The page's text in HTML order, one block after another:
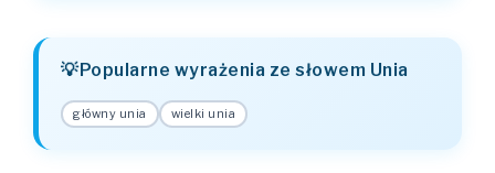
Popularne wyrażenia ze słowem Unia
główny unia wielki unia